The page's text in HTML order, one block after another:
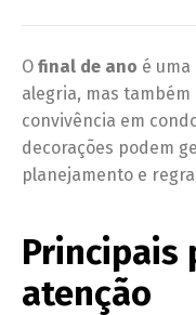
O final de ano é
alegria, mas
convivência em
decorações podem
planejamento e
Principais
atenção